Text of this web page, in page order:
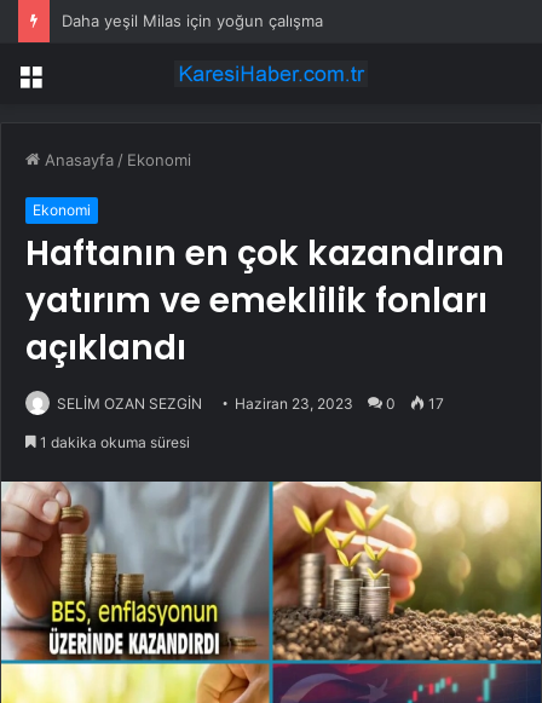
Daha yeşil Milas için yoğun çalışma
Menü
Anasayfa / Ekonomi
Ekonomi
Haftanın en çok kazandıran
yatırım ve emeklilik fonları
açıklandı
SELİM OZAN SEZGİN Haziran 23, 2023 0 17
1 dakika okuma süresi